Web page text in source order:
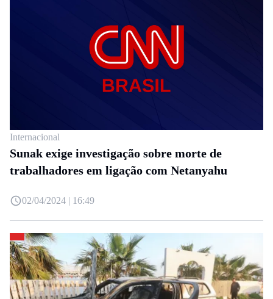
Internacional
Sunak exige investigação sobre morte de
trabalhadores em ligação com Netanyahu
02/04/2024 | 16:49